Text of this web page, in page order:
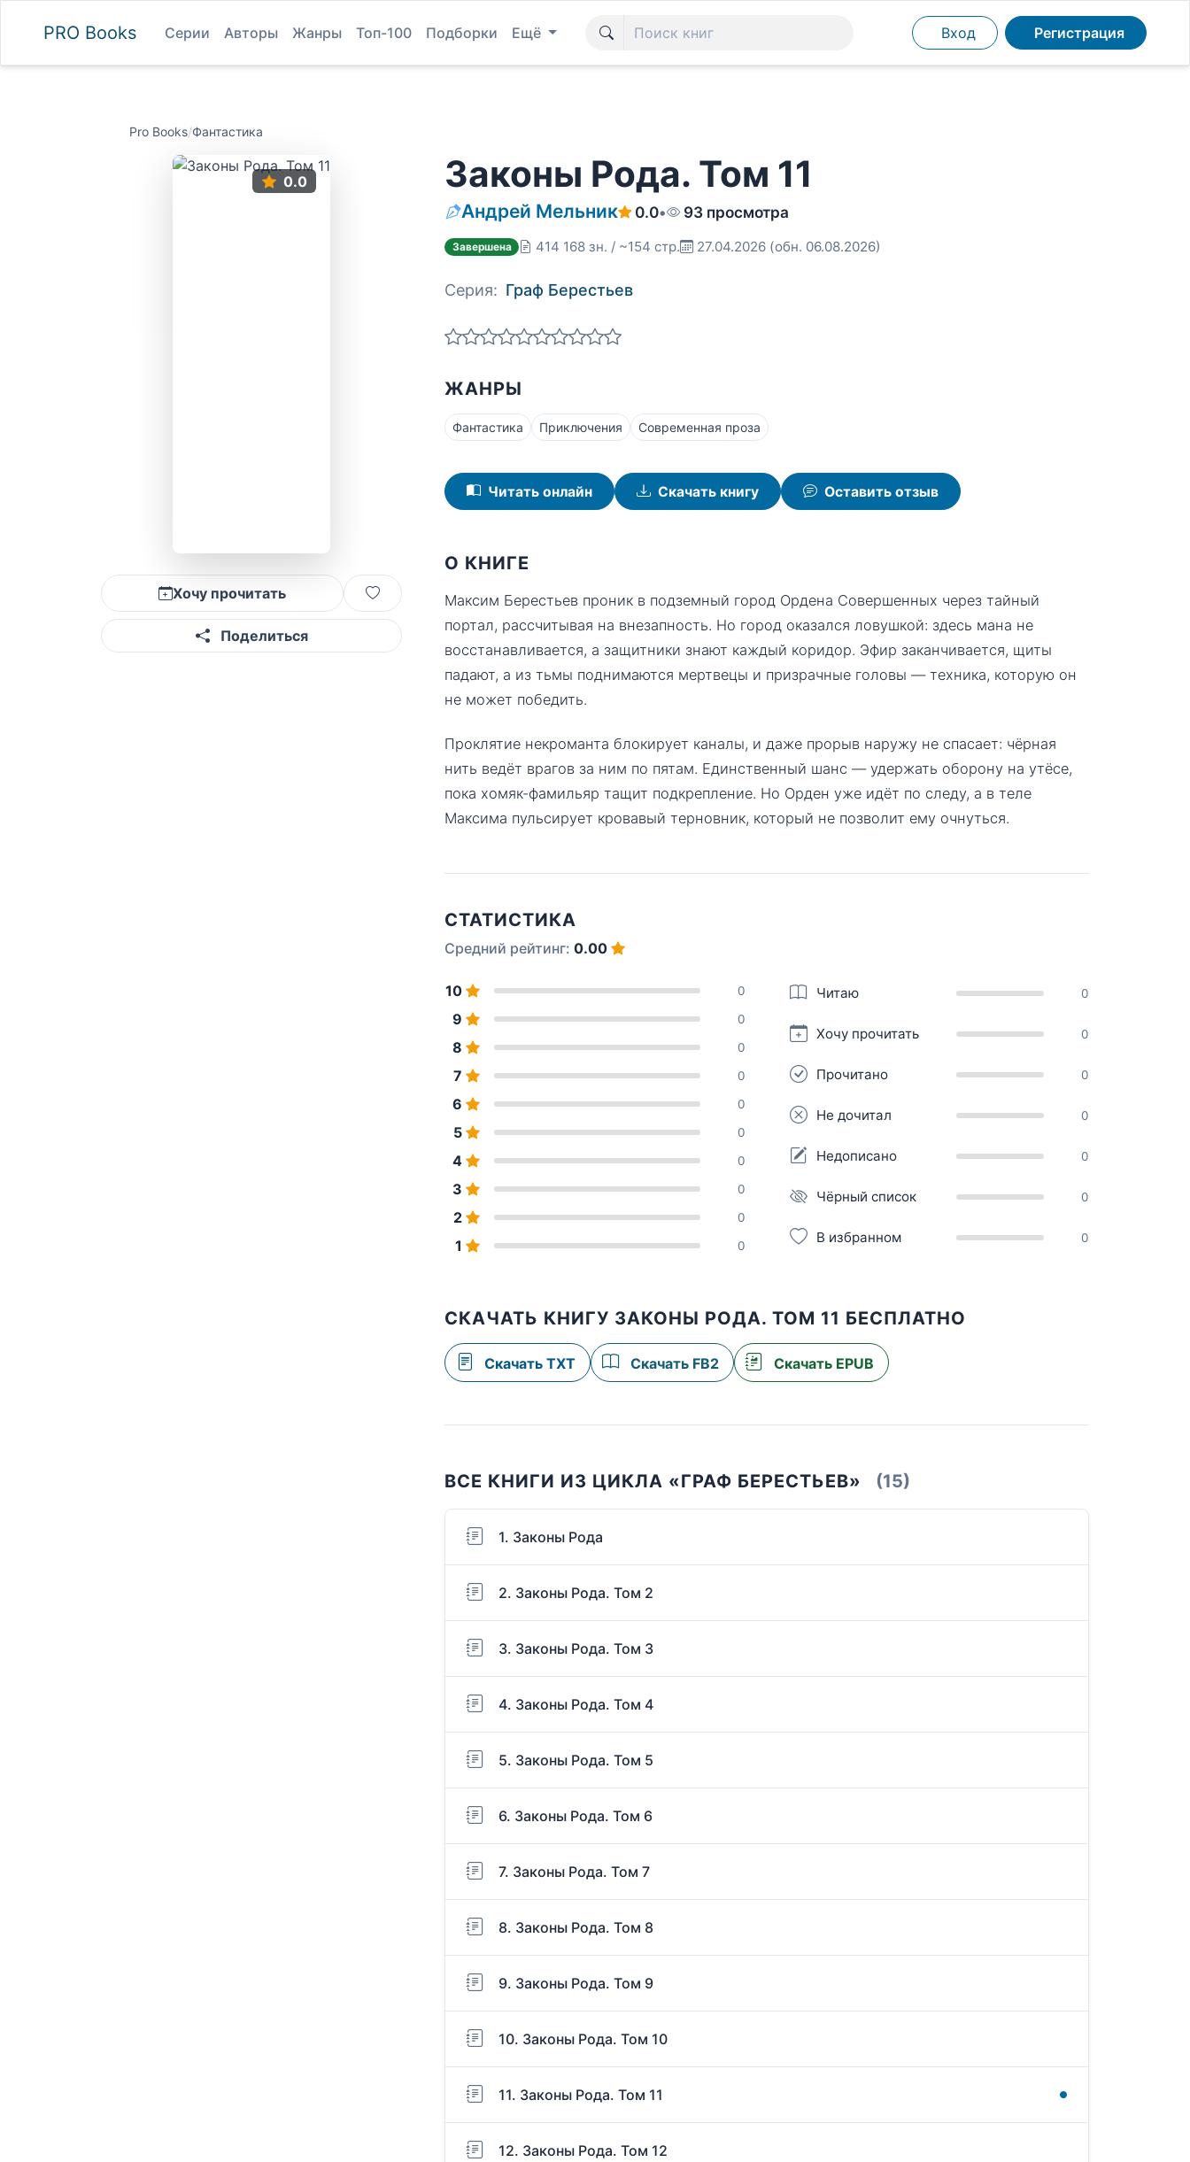
PRO Books Серии Авторы Жанры Топ-100 Подборки Ещё Вход Регистрация
Pro Books/Фантастика
0.0
Хочу прочитать
Поделиться
Законы Рода. Том 11
Андрей Мельник 0.0• 93 просмотра
Завершена 414 168 зн. / ~154 стр. 27.04.2026 (обн. 06.08.2026)
Серия: Граф Берестьев
ЖАНРЫ
Фантастика Приключения Современная проза
Читать онлайн Скачать книгу Оставить отзыв
О КНИГЕ
Максим Берестьев проник в подземный город Ордена Совершенных через тайный
портал, рассчитывая на внезапность. Но город оказался ловушкой: здесь мана не
восстанавливается, а защитники знают каждый коридор. Эфир заканчивается, щиты
падают, а из тьмы поднимаются мертвецы и призрачные головы — техника, которую он
не может победить.
Проклятие некроманта блокирует каналы, и даже прорыв наружу не спасает: чёрная
нить ведёт врагов за ним по пятам. Единственный шанс — удержать оборону на утёсе,
пока хомяк-фамильяр тащит подкрепление. Но Орден уже идёт по следу, а в теле
Максима пульсирует кровавый терновник, который не позволит ему очнуться.
СТАТИСТИКА
Средний рейтинг: 0.00
10 0
9 0
8 0
7 0
6 0
5 0
4 0
3 0
2 0
1 0
Читаю 0
Хочу прочитать 0
Прочитано 0
Не дочитал 0
Недописано 0
Чёрный список 0
В избранном 0
СКАЧАТЬ КНИГУ ЗАКОНЫ РОДА. ТОМ 11 БЕСПЛАТНО
Скачать TXT Скачать FB2 Скачать EPUB
ВСЕ КНИГИ ИЗ ЦИКЛА «ГРАФ БЕРЕСТЬЕВ» (15)
1. Законы Рода
2. Законы Рода. Том 2
3. Законы Рода. Том 3
4. Законы Рода. Том 4
5. Законы Рода. Том 5
6. Законы Рода. Том 6
7. Законы Рода. Том 7
8. Законы Рода. Том 8
9. Законы Рода. Том 9
10. Законы Рода. Том 10
11. Законы Рода. Том 11
12. Законы Рода. Том 12